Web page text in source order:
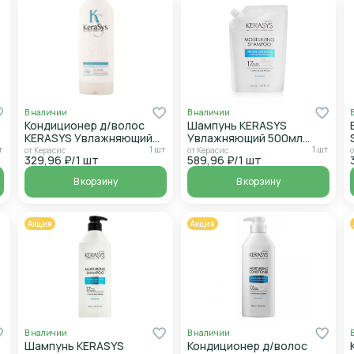
В наличии
Кондиционер д/волос
KERASYS Увлажняющий
180мл
от Керасис 1 шт
329,96 ₽/1 шт
В корзину
В наличии
Шампунь KERASYS
Увлажняющий 500мл
дой-пак
от Керасис 1 шт
589,96 ₽/1 шт
В корзину
Акция
В наличии
Шампунь KERASYS
Акция
В наличии
Кондиционер д/волос